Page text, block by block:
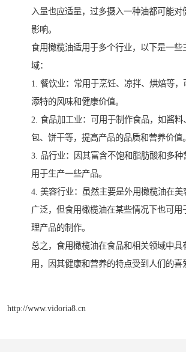
入量也应适量，过多摄入一种油都可能对
影响。
食用橄榄油适用于多个行业，以下是一些
域：
1. 餐饮业：常用于烹饪、凉拌、烘焙等，
添特的风味和健康价值。
2. 食品加工业：可用于制作食品，如酱料
包、饼干等，提高产品的品质和营养价值。
3. 品行业：因其富含不饱和脂肪酸和多种
用于生产一些产品。
4. 美容行业：虽然主要是外用橄榄油在美
广泛，但食用橄榄油在某些情况下也可用
理产品的制作。
总之，食用橄榄油在食品和相关领域中具
用，因其健康和营养的特点受到人们的喜
http://www.vidoria8.cn